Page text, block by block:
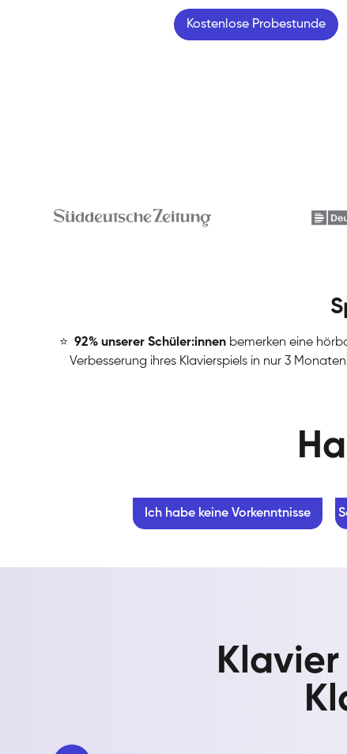
Kostenlose Probestunde
⭐ ️92% unserer Schüler:innen bemerken eine
Verbesserung ihres Klavierspiels in nur 3
Ich habe keine Vorkenntnisse